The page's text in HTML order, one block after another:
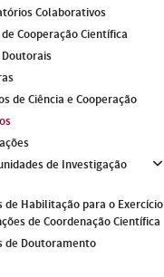
Colaborativos
Cooperação Científica
Doutorais
de Ciência e Cooperação
de Investigação
de Habilitação para o Exercício
de Coordenação Científica
de Doutoramento